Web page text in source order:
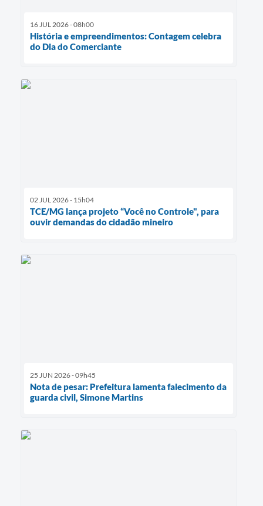
16 JUL 2026 - 08h00
História e empreendimentos: Contagem celebra
do Dia do Comerciante
02 JUL 2026 - 15h04
TCE/MG lança projeto “Você no Controle", para
ouvir demandas do cidadão mineiro
25 JUN 2026 - 09h45
Nota de pesar: Prefeitura lamenta falecimento da
guarda civil, Simone Martins